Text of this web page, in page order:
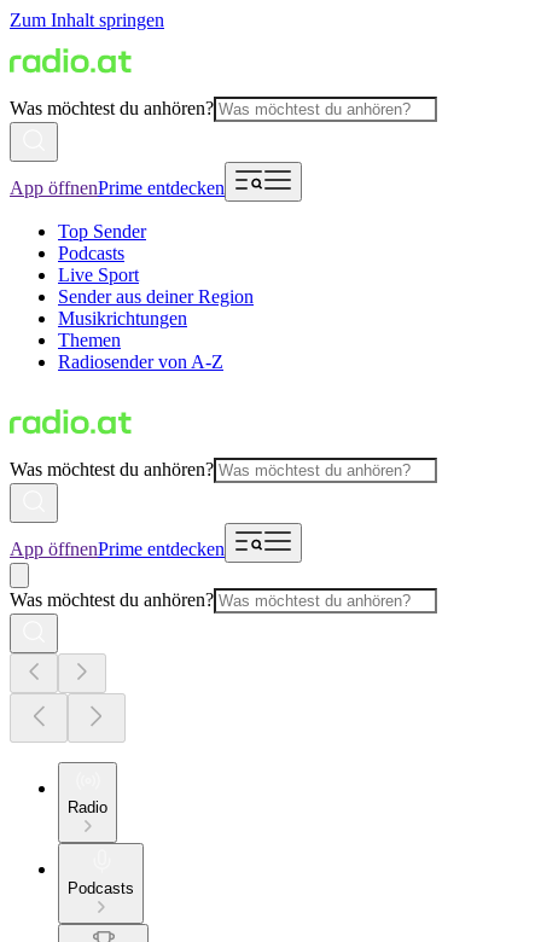
Zum Inhalt springen
Was möchtest du anhören?
App öffnenPrime entdecken
Top Sender
Podcasts
Live Sport
Sender aus deiner Region
Musikrichtungen
Themen
Radiosender von A-Z
Was möchtest du anhören?
App öffnenPrime entdecken
Was möchtest du anhören?
Radio
Podcasts